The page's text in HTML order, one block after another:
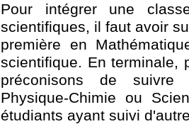
Pour intégrer une
scientifiques, il faut avoir
première en
scientifique. En terminale,
préconisons de suivre
Physique-Chimie ou
étudiants ayant suivi